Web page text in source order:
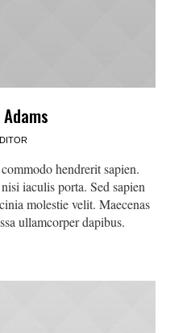
hendrerit sapien.
iaculis porta. Sed sapien
molestie velit. Maecenas
ullamcorper dapibus.